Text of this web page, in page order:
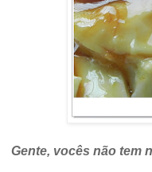
Gente, vocês não tem